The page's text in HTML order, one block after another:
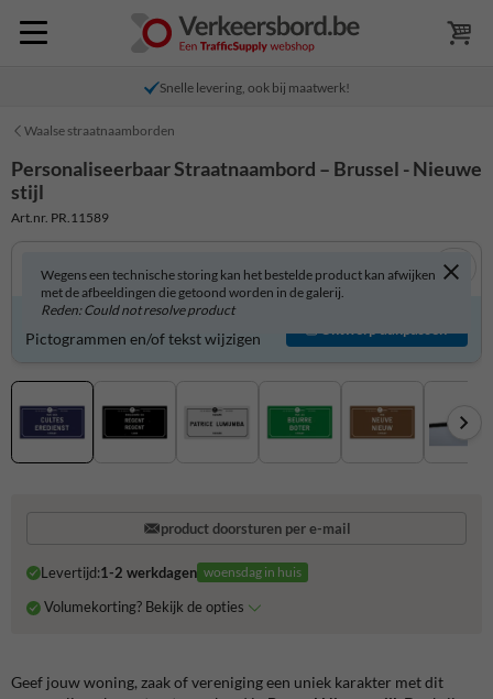
Snelle levering, ook bij maatwerk!
Waalse straatnaamborden
Personaliseerbaar Straatnaambord – Brussel - Nieuwe
stijl
Art.nr. PR.11589
Wegens een technische storing kan het bestelde product kan afwijken
met de afbeeldingen die getoond worden in de galerij.
Reden: Could not resolve product
Product zelf aanpassen?
Pictogrammen en/of tekst wijzigen
Ontwerp aanpassen
product doorsturen per e-mail
Levertijd:1-2 werkdagen woensdag in huis
Volumekorting? Bekijk de opties
Geef jouw woning, zaak of vereniging een uniek karakter met dit